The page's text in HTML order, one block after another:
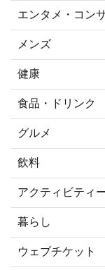
エンタメ・コン
メンズ
健康
食品・ドリンク
グルメ
飲料
アクティビティ
暮らし
ウェブチケット